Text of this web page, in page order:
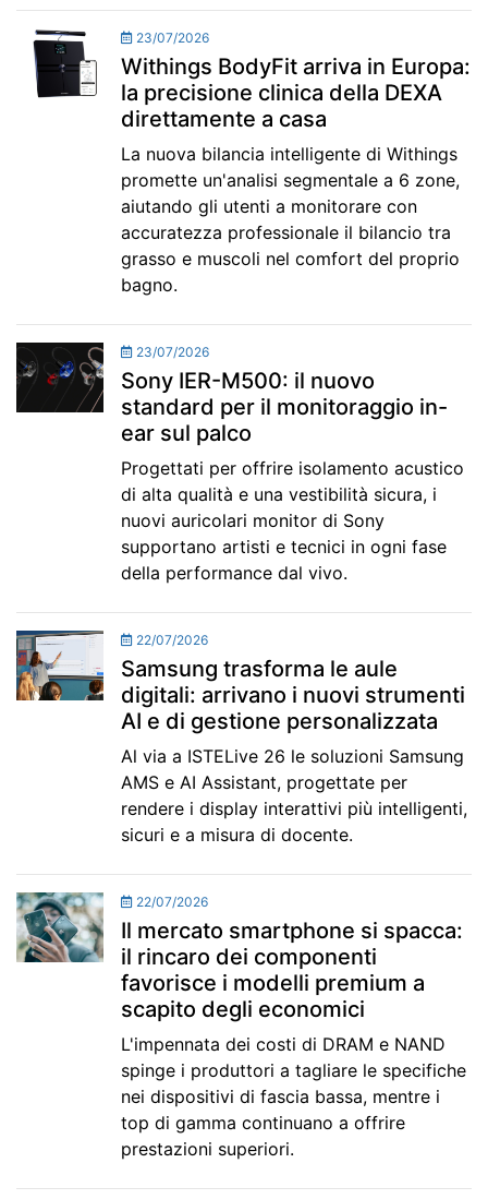
23/07/2026
Withings BodyFit arriva in Europa:
la precisione clinica della DEXA
direttamente a casa
La nuova bilancia intelligente di Withings
promette un'analisi segmentale a 6 zone,
aiutando gli utenti a monitorare con
accuratezza professionale il bilancio tra
grasso e muscoli nel comfort del proprio
bagno.
23/07/2026
Sony IER-M500: il nuovo
standard per il monitoraggio in-
ear sul palco
Progettati per offrire isolamento acustico
di alta qualità e una vestibilità sicura, i
nuovi auricolari monitor di Sony
supportano artisti e tecnici in ogni fase
della performance dal vivo.
22/07/2026
Samsung trasforma le aule
digitali: arrivano i nuovi strumenti
AI e di gestione personalizzata
Al via a ISTELive 26 le soluzioni Samsung
AMS e AI Assistant, progettate per
rendere i display interattivi più intelligenti,
sicuri e a misura di docente.
22/07/2026
Il mercato smartphone si spacca:
il rincaro dei componenti
favorisce i modelli premium a
scapito degli economici
L'impennata dei costi di DRAM e NAND
spinge i produttori a tagliare le specifiche
nei dispositivi di fascia bassa, mentre i
top di gamma continuano a offrire
prestazioni superiori.